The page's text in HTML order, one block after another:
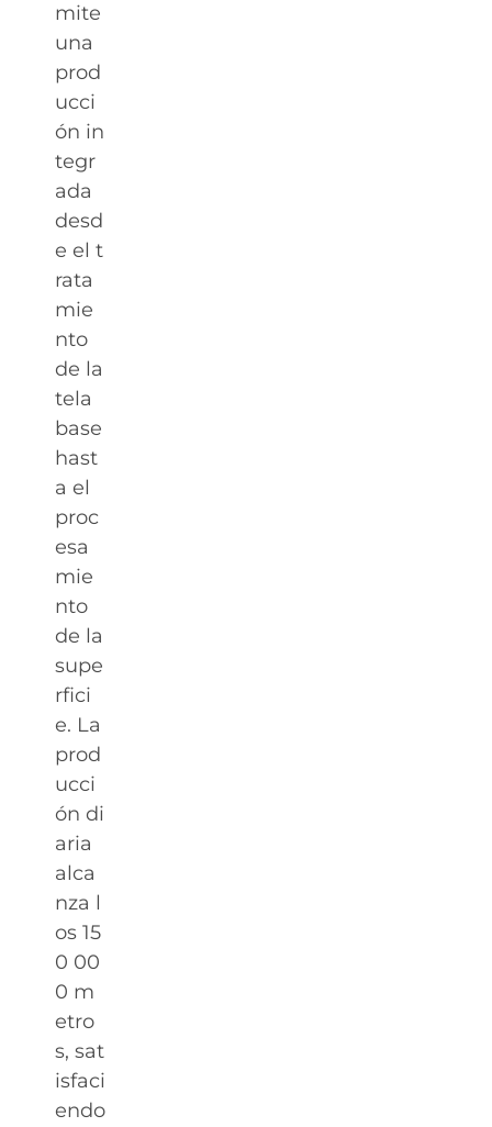
mite
una
prod
ucci
ón in
tegr
ada
desd
e el t
rata
mie
nto
de la
tela
base
hast
a el
proc
esa
mie
nto
de la
supe
rfici
e. La
prod
ucci
ón di
aria
alca
nza l
os 15
0 00
0 m
etro
s, sat
isfaci
endo